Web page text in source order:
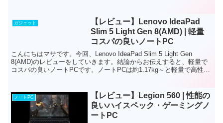
にオフィス勤務から在宅勤務に変更にな
った方もたくさんいます。...
ガジェット
【レビュー】Lenovo IdeaPad
Slim 5 Light Gen 8(AMD) | 軽量
コスパの良いノートPC
こんにちはマサです。今回、Lenovo IdeaPad Slim 5 Light Gen
8(AMD)のレビューをしていきます。結論からお伝えすると、軽量で
コスパの良いノートPCです。ノートPCは約1.17kg～と軽量で高性能
ノートPC
【レビュー】Legion 560 | 性能の
良いハイスペック・ゲーミングノ
ートPC